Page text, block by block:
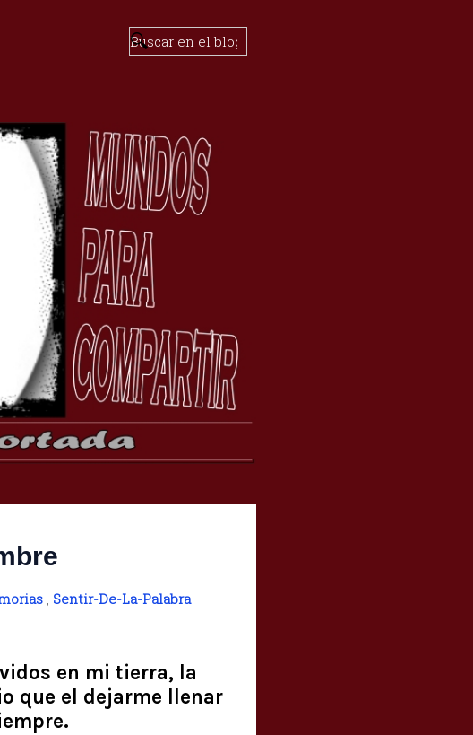
, Sentir-De-La-Palabra
en mi tierra, la
que el dejarme llenar